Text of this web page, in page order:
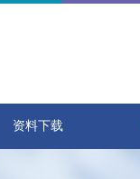
资料下载